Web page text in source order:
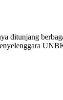
ditunjang